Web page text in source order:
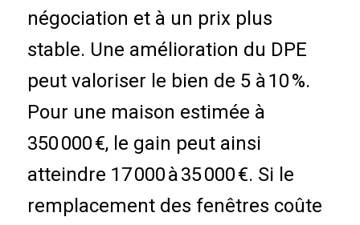
négociation et à un prix plus
stable. Une amélioration du DPE
peut valoriser le bien de 5 à 10 %.
Pour une maison estimée à
350 000 €, le gain peut ainsi
atteindre 17 000 à 35 000 €. Si le
remplacement des fenêtres coûte